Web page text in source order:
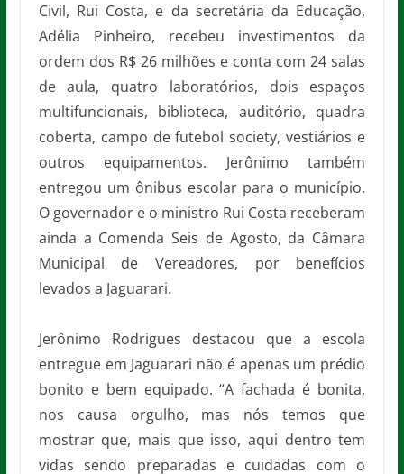
Civil, Rui Costa, e da secretária da Educação,
Adélia Pinheiro, recebeu investimentos da
ordem dos R$ 26 milhões e conta com 24 salas
de aula, quatro laboratórios, dois espaços
multifuncionais, biblioteca, auditório, quadra
coberta, campo de futebol society, vestiários e
outros equipamentos. Jerônimo também
entregou um ônibus escolar para o município.
O governador e o ministro Rui Costa receberam
ainda a Comenda Seis de Agosto, da Câmara
Municipal de Vereadores, por benefícios
levados a Jaguarari.
Jerônimo Rodrigues destacou que a escola
entregue em Jaguarari não é apenas um prédio
bonito e bem equipado. “A fachada é bonita,
nos causa orgulho, mas nós temos que
mostrar que, mais que isso, aqui dentro tem
vidas sendo preparadas e cuidadas com o